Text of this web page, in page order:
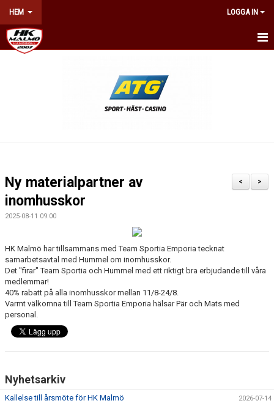
HEM LOGGA IN
KALENDER
WEBSHOP
TRÄNINGSSCHEMA
VILL DU BLI PARTNER I HK MALMÖ
>
<
Ny materialpartner av
inomhusskor
2025-08-11 09:00
HK Malmö har tillsammans med Team Sportia Emporia tecknat
samarbetsavtal med Hummel om inomhusskor.
Det "firar" Team Sportia och Hummel med ett riktigt bra erbjudande till våra
medlemmar!
40% rabatt på alla inomhusskor mellan 11/8-24/8.
Varmt välkomna till Team Sportia Emporia hälsar Pär och Mats med
personal.
Nyhetsarkiv
Kallelse till årsmöte för HK Malmö 2026-07-14